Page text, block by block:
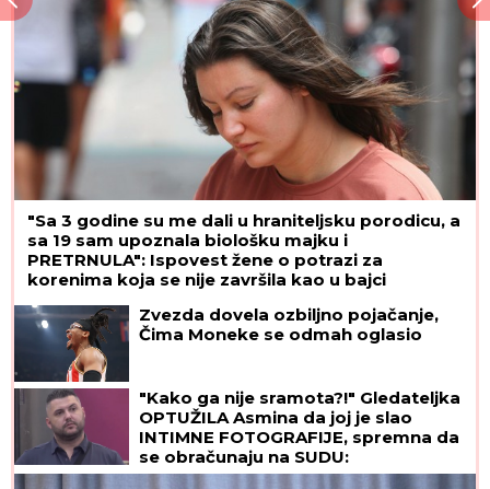
"Sa 3 godine su me dali u hraniteljsku porodicu, a
sa 19 sam upoznala biološku majku i
PRETRNULA": Ispovest žene o potrazi za
korenima koja se nije završila kao u bajci
Zvezda dovela ozbiljno pojačanje,
Čima Moneke se odmah oglasio
"Kako ga nije sramota?!" Gledateljka
OPTUŽILA Asmina da joj je slao
INTIMNE FOTOGRAFIJE, spremna da
se obračunaju na SUDU:
"Iskorišćavaš devojke za pare"